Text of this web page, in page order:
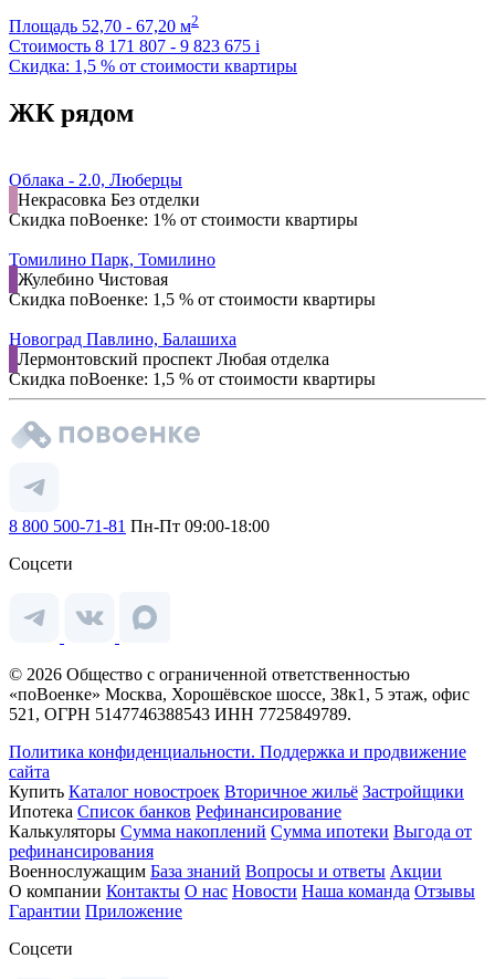
Площадь 52,70 - 67,20 м2
Стоимость 8 171 807 - 9 823 675 i
Скидка: 1,5 % от стоимости квартиры
ЖК рядом
Облака - 2.0, Люберцы
Некрасовка Без отделки
Скидка поВоенке: 1% от стоимости квартиры
Томилино Парк, Томилино
Жулебино Чистовая
Скидка поВоенке: 1,5 % от стоимости квартиры
Новоград Павлино, Балашиха
Лермонтовский проспект Любая отделка
Скидка поВоенке: 1,5 % от стоимости квартиры
8 800 500-71-81 Пн-Пт 09:00-18:00
Соцсети
© 2026 Общество с ограниченной ответственностью
«поВоенке» Москва, Хорошёвское шоссе, 38к1, 5 этаж, офис
521, ОГРН 5147746388543 ИНН 7725849789.
Политика конфиденциальности. Поддержка и продвижение
сайта
Купить Каталог новостроек Вторичное жильё Застройщики
Ипотека Список банков Рефинансирование
Калькуляторы Сумма накоплений Сумма ипотеки Выгода от
рефинансирования
Военнослужащим База знаний Вопросы и ответы Акции
О компании Контакты О нас Новости Наша команда Отзывы
Гарантии Приложение
Соцсети